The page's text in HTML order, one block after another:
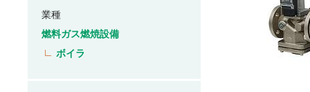
業種
燃料ガス燃焼設備
ボイラ